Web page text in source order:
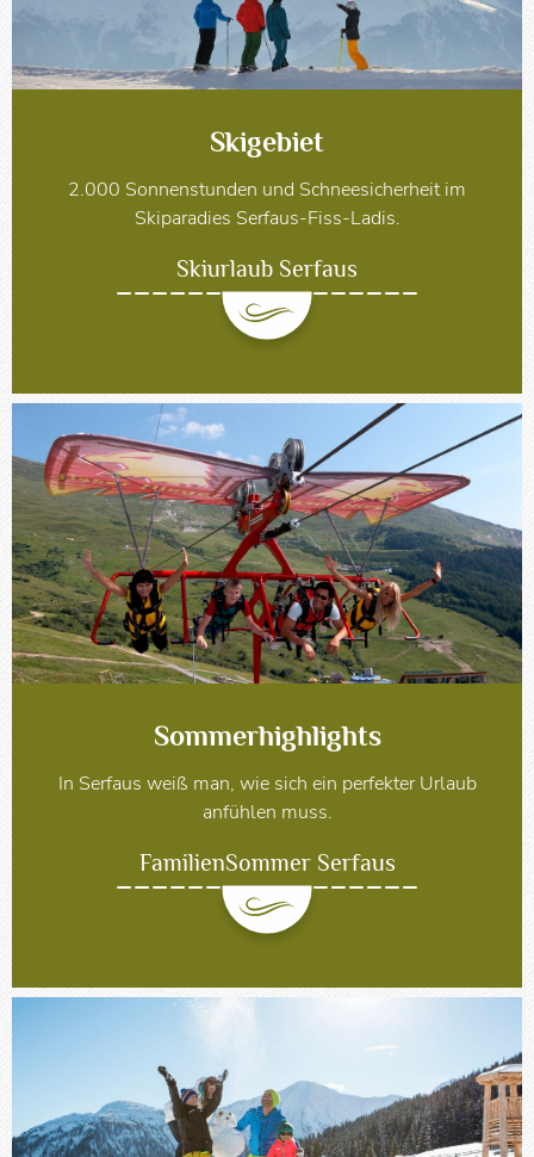
Skigebiet
2.000 Sonnenstunden und Schneesicherheit im
Skiparadies Serfaus-Fiss-Ladis.
Skiurlaub Serfaus
Sommerhighlights
In Serfaus weiß man, wie sich ein perfekter Urlaub
anfühlen muss.
FamilienSommer Serfaus